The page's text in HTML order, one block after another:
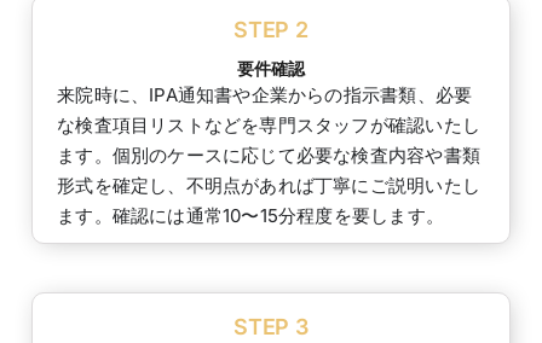
STEP 2
要件確認
来院時に、IPA通知書や企業からの指示書類、必要
な検査項目リストなどを専門スタッフが確認いたし
ます。個別のケースに応じて必要な検査内容や書類
形式を確定し、不明点があれば丁寧にご説明いたし
ます。確認には通常10〜15分程度を要します。
STEP 3